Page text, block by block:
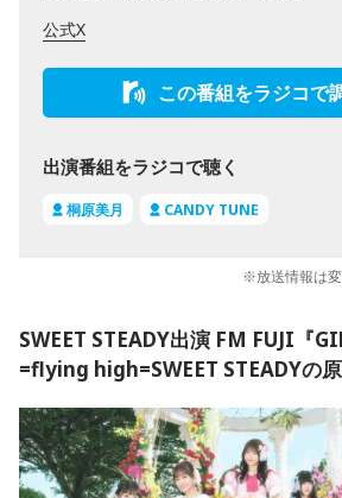
公式X
この番組をラジコで
出演番組をラジコで聴く
桐原美月 CANDY TUNE
※放送情報は変
SWEET STEADY出演 FM FUJI『
=flying high=SWEET STEADYの原